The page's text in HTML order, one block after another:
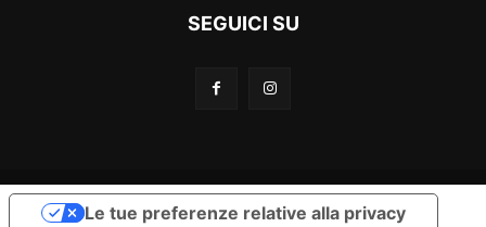
SEGUICI SU
Le tue preferenze relative alla privacy